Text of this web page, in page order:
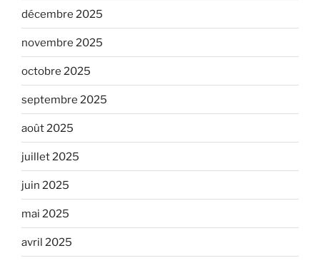
décembre 2025
novembre 2025
octobre 2025
septembre 2025
août 2025
juillet 2025
juin 2025
mai 2025
avril 2025